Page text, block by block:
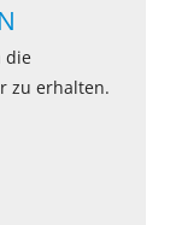
die
zu erhalten.